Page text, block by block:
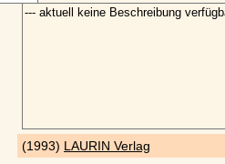
(1993) LAURIN Verlag